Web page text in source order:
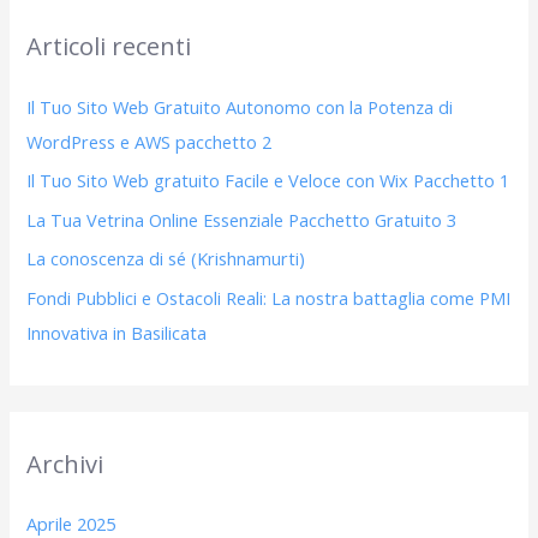
a
Articoli recenti
Il Tuo Sito Web Gratuito Autonomo con la Potenza di
WordPress e AWS pacchetto 2
Il Tuo Sito Web gratuito Facile e Veloce con Wix Pacchetto 1
La Tua Vetrina Online Essenziale Pacchetto Gratuito 3
La conoscenza di sé (Krishnamurti)
Fondi Pubblici e Ostacoli Reali: La nostra battaglia come PMI
Innovativa in Basilicata
Archivi
Aprile 2025